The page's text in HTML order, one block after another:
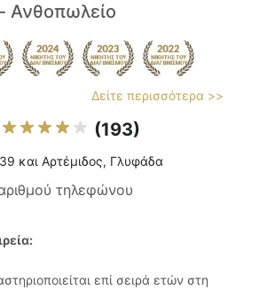
Ανθοπωλείο
Δείτε περισσότερα >>
(193)
και Αρτέμιδος, Γλυφάδα
τηλεφώνου
επί σειρά ετών στη